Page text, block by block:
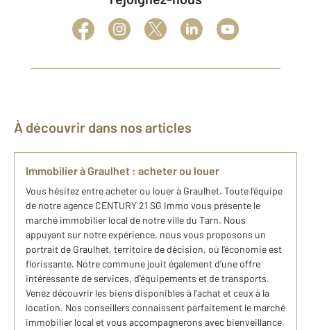
À découvrir dans nos articles
Immobilier à Graulhet : acheter ou louer
Vous hésitez entre acheter ou louer à Graulhet. Toute l'équipe
de notre agence CENTURY 21 SG Immo vous présente le
marché immobilier local de notre ville du Tarn. Nous
appuyant sur notre expérience, nous vous proposons un
portrait de Graulhet, territoire de décision, où l'économie est
florissante. Notre commune jouit également d'une offre
intéressante de services, d'équipements et de transports.
Venez découvrir les biens disponibles à l'achat et ceux à la
location. Nos conseillers connaissent parfaitement le marché
immobilier local et vous accompagnerons avec bienveillance.